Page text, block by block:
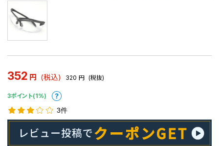
352 円 (税込) 320 円 (税抜)
3ポイント(1%)
3件